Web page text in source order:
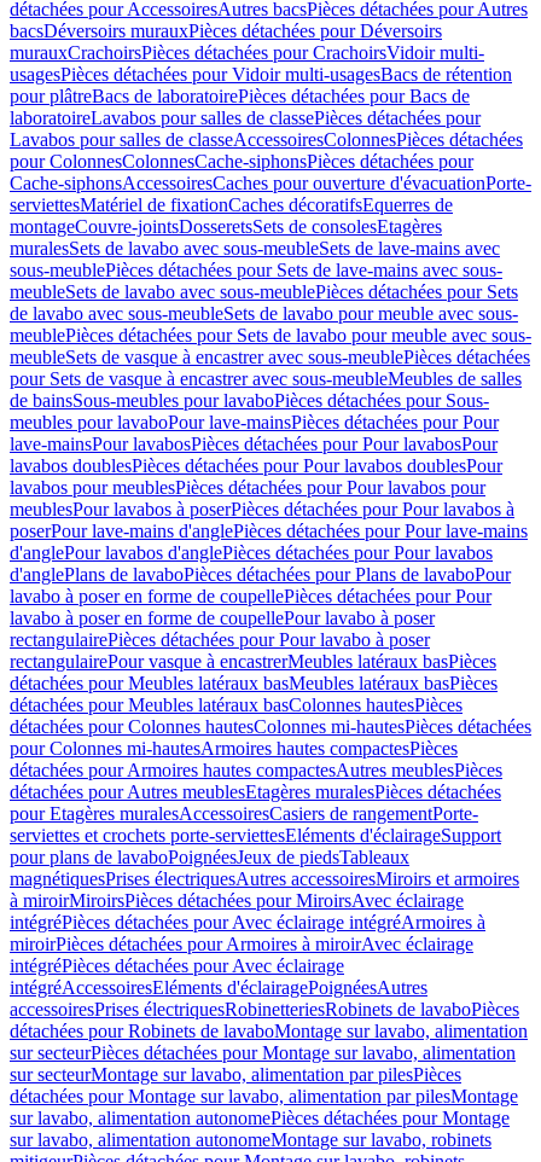
détachées pour AccessoiresAutres bacsPièces détachées pour Autres
bacsDéversoirs murauxPièces détachées pour Déversoirs
murauxCrachoirsPièces détachées pour CrachoirsVidoir multi-
usagesPièces détachées pour Vidoir multi-usagesBacs de rétention
pour plâtreBacs de laboratoirePièces détachées pour Bacs de
laboratoireLavabos pour salles de classePièces détachées pour
Lavabos pour salles de classeAccessoiresColonnesPièces détachées
pour ColonnesColonnesCache-siphonsPièces détachées pour
Cache-siphonsAccessoiresCaches pour ouverture d'évacuationPorte-
serviettesMatériel de fixationCaches décoratifsEquerres de
montageCouvre-jointsDosseretsSets de consolesEtagères
muralesSets de lavabo avec sous-meubleSets de lave-mains avec
sous-meublePièces détachées pour Sets de lave-mains avec sous-
meubleSets de lavabo avec sous-meublePièces détachées pour Sets
de lavabo avec sous-meubleSets de lavabo pour meuble avec sous-
meublePièces détachées pour Sets de lavabo pour meuble avec sous-
meubleSets de vasque à encastrer avec sous-meublePièces détachées
pour Sets de vasque à encastrer avec sous-meubleMeubles de salles
de bainsSous-meubles pour lavaboPièces détachées pour Sous-
meubles pour lavaboPour lave-mainsPièces détachées pour Pour
lave-mainsPour lavabosPièces détachées pour Pour lavabosPour
lavabos doublesPièces détachées pour Pour lavabos doublesPour
lavabos pour meublesPièces détachées pour Pour lavabos pour
meublesPour lavabos à poserPièces détachées pour Pour lavabos à
poserPour lave-mains d'anglePièces détachées pour Pour lave-mains
d'anglePour lavabos d'anglePièces détachées pour Pour lavabos
d'anglePlans de lavaboPièces détachées pour Plans de lavaboPour
lavabo à poser en forme de coupellePièces détachées pour Pour
lavabo à poser en forme de coupellePour lavabo à poser
rectangulairePièces détachées pour Pour lavabo à poser
rectangulairePour vasque à encastrerMeubles latéraux basPièces
détachées pour Meubles latéraux basMeubles latéraux basPièces
détachées pour Meubles latéraux basColonnes hautesPièces
détachées pour Colonnes hautesColonnes mi-hautesPièces détachées
pour Colonnes mi-hautesArmoires hautes compactesPièces
détachées pour Armoires hautes compactesAutres meublesPièces
détachées pour Autres meublesEtagères muralesPièces détachées
pour Etagères muralesAccessoiresCasiers de rangementPorte-
serviettes et crochets porte-serviettesEléments d'éclairageSupport
pour plans de lavaboPoignéesJeux de piedsTableaux
magnétiquesPrises électriquesAutres accessoiresMiroirs et armoires
à miroirMiroirsPièces détachées pour MiroirsAvec éclairage
intégréPièces détachées pour Avec éclairage intégréArmoires à
miroirPièces détachées pour Armoires à miroirAvec éclairage
intégréPièces détachées pour Avec éclairage
intégréAccessoiresEléments d'éclairagePoignéesAutres
accessoiresPrises électriquesRobinetteriesRobinets de lavaboPièces
détachées pour Robinets de lavaboMontage sur lavabo, alimentation
sur secteurPièces détachées pour Montage sur lavabo, alimentation
sur secteurMontage sur lavabo, alimentation par pilesPièces
détachées pour Montage sur lavabo, alimentation par pilesMontage
sur lavabo, alimentation autonomePièces détachées pour Montage
sur lavabo, alimentation autonomeMontage sur lavabo, robinets